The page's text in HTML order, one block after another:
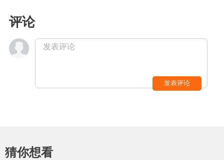
评论
发表评论
发表评论
猜你想看